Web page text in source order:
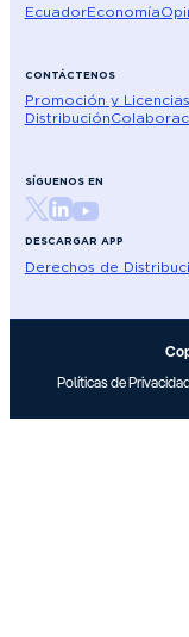
EcuadorEconomía
CONTÁCTENOS
Promoción y
Distribución
SÍGUENOS EN
DESCARGAR APP
Derechos de
Políticas de